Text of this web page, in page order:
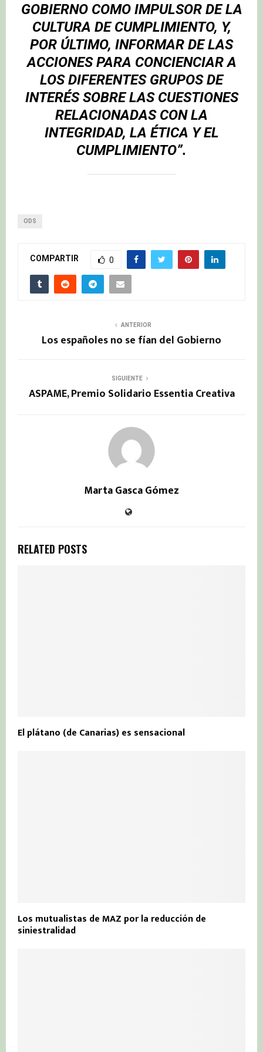
GOBIERNO COMO IMPULSOR DE LA
CULTURA DE CUMPLIMIENTO, Y,
POR ÚLTIMO, INFORMAR DE LAS
ACCIONES PARA CONCIENCIAR A
LOS DIFERENTES GRUPOS DE
INTERÉS SOBRE LAS CUESTIONES
RELACIONADAS CON LA
INTEGRIDAD, LA ÉTICA Y EL
CUMPLIMIENTO”.
ODS
COMPARTIR 0
ANTERIOR
Los españoles no se fían del Gobierno
SIGUIENTE
ASPAME, Premio Solidario Essentia Creativa
Marta Gasca Gómez
RELATED POSTS
El plátano (de Canarias) es sensacional
Los mutualistas de MAZ por la reducción de
siniestralidad